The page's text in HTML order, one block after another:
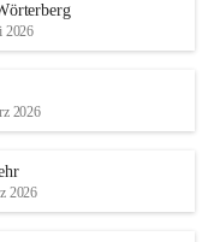
2026
2026
2026